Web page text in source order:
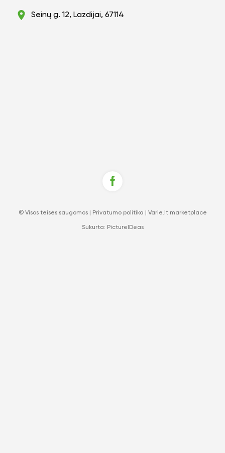
Seinų g. 12, Lazdijai, 67114
© Visos teisės saugomos | Privatumo politika Varle.lt marketplace
Sukurta: PictureIDeas